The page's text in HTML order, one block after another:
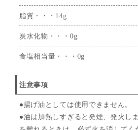
脂質・・・14g
炭水化物・・・0g
食塩相当量・・・0g
注意事項
●揚げ油としては使用できません。
●油は加熱しすぎると発煙、発火し